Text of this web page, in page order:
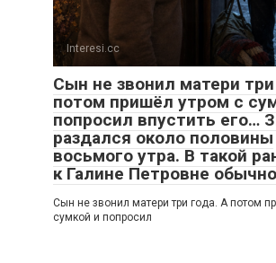
Interesi.cc
Сын не звонил матери
потом пришёл утром с
попросил впустить его…
раздался около половины
восьмого утра. В такой
к Галине Петровне
Сын не звонил матери три года. А потом
сумкой и попросил